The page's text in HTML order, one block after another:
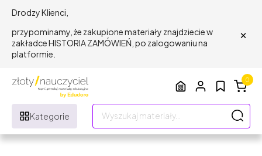
Drodzy Klienci,
przypominamy, że zakupione materiały znajdziecie w
zakładce HISTORIA ZAMÓWIEŃ, po zalogowaniu na
platformie.
×
Kategorie
0